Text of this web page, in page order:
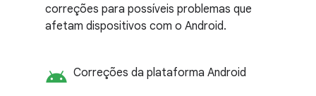
correções para possíveis problemas que
afetam dispositivos com o Android.
android Correções da plataforma Android